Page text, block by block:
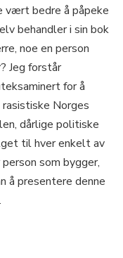
vært bedre å påpeke
behandler i sin bok
noe en person
Jeg forstår
for å
Norges
dårlige politiske
til hver enkelt av
som bygger,
å presentere denne